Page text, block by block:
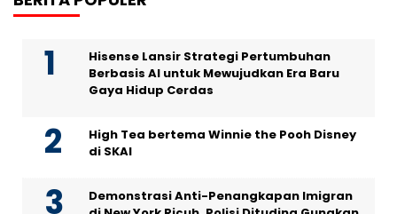
Hisense Lansir Strategi Pertumbuhan
Berbasis AI untuk Mewujudkan Era Baru
Gaya Hidup Cerdas
High Tea bertema Winnie the Pooh Disney
di SKAI
Demonstrasi Anti-Penangkapan Imigran